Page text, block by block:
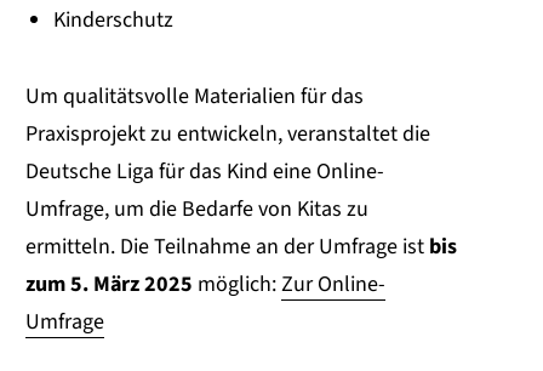
Kinderschutz
Um qualitätsvolle Materialien für das
Praxisprojekt zu entwickeln, veranstaltet die
Deutsche Liga für das Kind eine Online-
Umfrage, um die Bedarfe von Kitas zu
ermitteln. Die Teilnahme an der Umfrage ist bis
zum 5. März 2025 möglich:Zur Online-
Umfrage